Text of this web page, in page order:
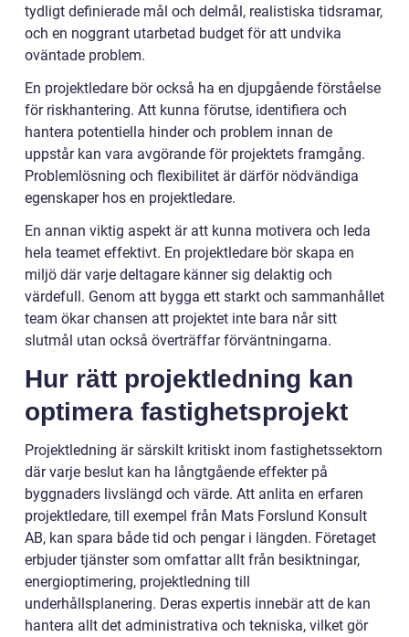
tydligt definierade mål och delmål, realistiska tidsramar,
och en noggrant utarbetad budget för att undvika
oväntade problem.
En projektledare bör också ha en djupgående förståelse
för riskhantering. Att kunna förutse, identifiera och
hantera potentiella hinder och problem innan de
uppstår kan vara avgörande för projektets framgång.
Problemlösning och flexibilitet är därför nödvändiga
egenskaper hos en projektledare.
En annan viktig aspekt är att kunna motivera och leda
hela teamet effektivt. En projektledare bör skapa en
miljö där varje deltagare känner sig delaktig och
värdefull. Genom att bygga ett starkt och sammanhållet
team ökar chansen att projektet inte bara når sitt
slutmål utan också överträffar förväntningarna.
Hur rätt projektledning kan
optimera fastighetsprojekt
Projektledning är särskilt kritiskt inom fastighetssektorn
där varje beslut kan ha långtgående effekter på
byggnaders livslängd och värde. Att anlita en erfaren
projektledare, till exempel från Mats Forslund Konsult
AB, kan spara både tid och pengar i längden. Företaget
erbjuder tjänster som omfattar allt från besiktningar,
energioptimering, projektledning till
underhållsplanering. Deras expertis innebär att de kan
hantera allt det administrativa och tekniska, vilket gör